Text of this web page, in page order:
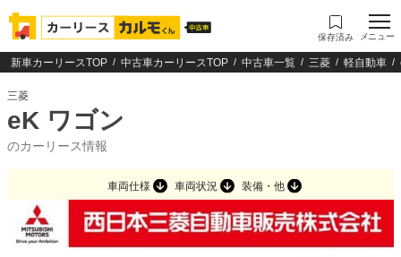
保存済み メニュー
新車カーリースTOP 中古車カーリースTOP 中古車一覧 三菱 軽自動車
三菱
eK ワゴン
のカーリース情報
車両仕様 車両状況 装備・他